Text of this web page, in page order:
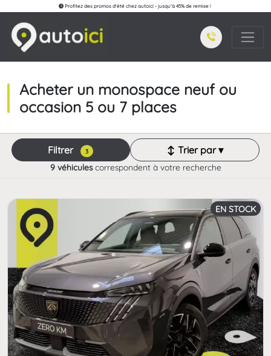
Profitez des promos d'été chez autoici - jusqu'à 45% de remise !
Acheter un monospace neuf ou
occasion 5 ou 7 places
Filtrer 3 ↕ Trier par ▾
9 véhiculescorrespondent à votre recherche
EN STOCK